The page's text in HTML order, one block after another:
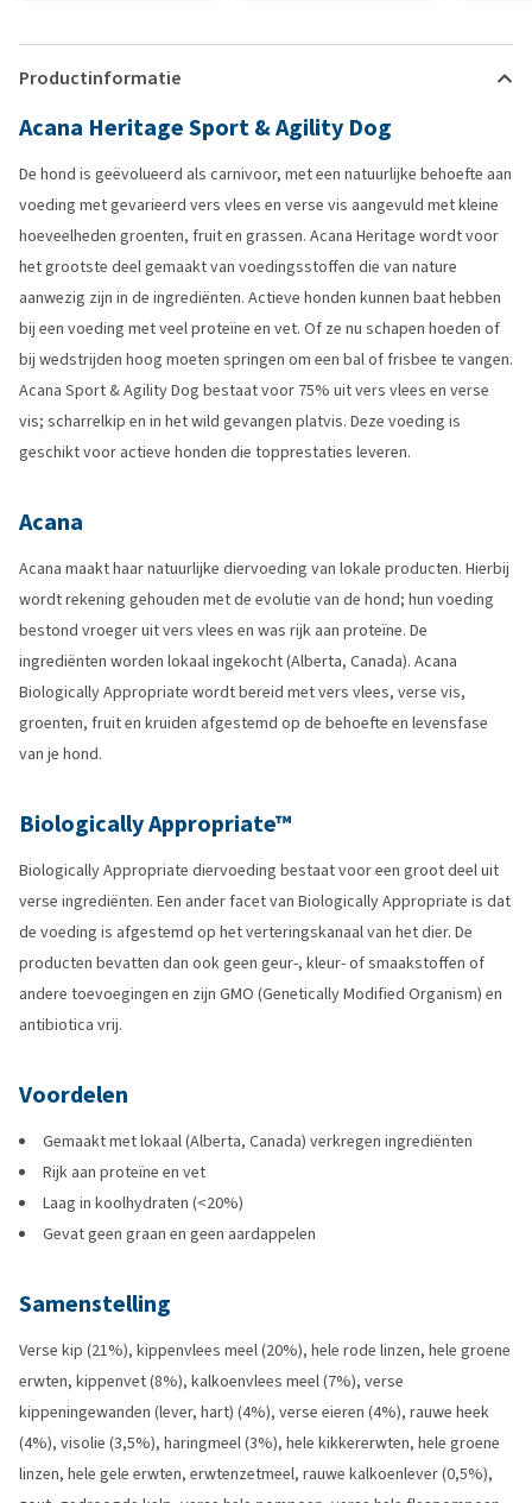
Productinformatie
Acana Heritage Sport & Agility Dog
De hond is geëvolueerd als carnivoor, met een natuurlijke behoefte aan
voeding met gevarieerd vers vlees en verse vis aangevuld met kleine
hoeveelheden groenten, fruit en grassen. Acana Heritage wordt voor
het grootste deel gemaakt van voedingsstoffen die van nature
aanwezig zijn in de ingrediënten. Actieve honden kunnen baat hebben
bij een voeding met veel proteïne en vet. Of ze nu schapen hoeden of
bij wedstrijden hoog moeten springen om een bal of frisbee te vangen.
Acana Sport & Agility Dog bestaat voor 75% uit vers vlees en verse
vis; scharrelkip en in het wild gevangen platvis. Deze voeding is
geschikt voor actieve honden die topprestaties leveren.
Acana
Acana maakt haar natuurlijke diervoeding van lokale producten. Hierbij
wordt rekening gehouden met de evolutie van de hond; hun voeding
bestond vroeger uit vers vlees en was rijk aan proteïne. De
ingrediënten worden lokaal ingekocht (Alberta, Canada). Acana
Biologically Appropriate wordt bereid met vers vlees, verse vis,
groenten, fruit en kruiden afgestemd op de behoefte en levensfase
van je hond.
Biologically Appropriate™
Biologically Appropriate diervoeding bestaat voor een groot deel uit
verse ingrediënten. Een ander facet van Biologically Appropriate is dat
de voeding is afgestemd op het verteringskanaal van het dier. De
producten bevatten dan ook geen geur-, kleur- of smaakstoffen of
andere toevoegingen en zijn GMO (Genetically Modified Organism) en
antibiotica vrij.
Voordelen
Gemaakt met lokaal (Alberta, Canada) verkregen ingrediënten
Rijk aan proteïne en vet
Laag in koolhydraten (<20%)
Gevat geen graan en geen aardappelen
Samenstelling
Verse kip (21%), kippenvlees meel (20%), hele rode linzen, hele groene
erwten, kippenvet (8%), kalkoenvlees meel (7%), verse
kippeningewanden (lever, hart) (4%), verse eieren (4%), rauwe heek
(4%), visolie (3,5%), haringmeel (3%), hele kikkererwten, hele groene
linzen, hele gele erwten, erwtenzetmeel, rauwe kalkoenlever (0,5%),